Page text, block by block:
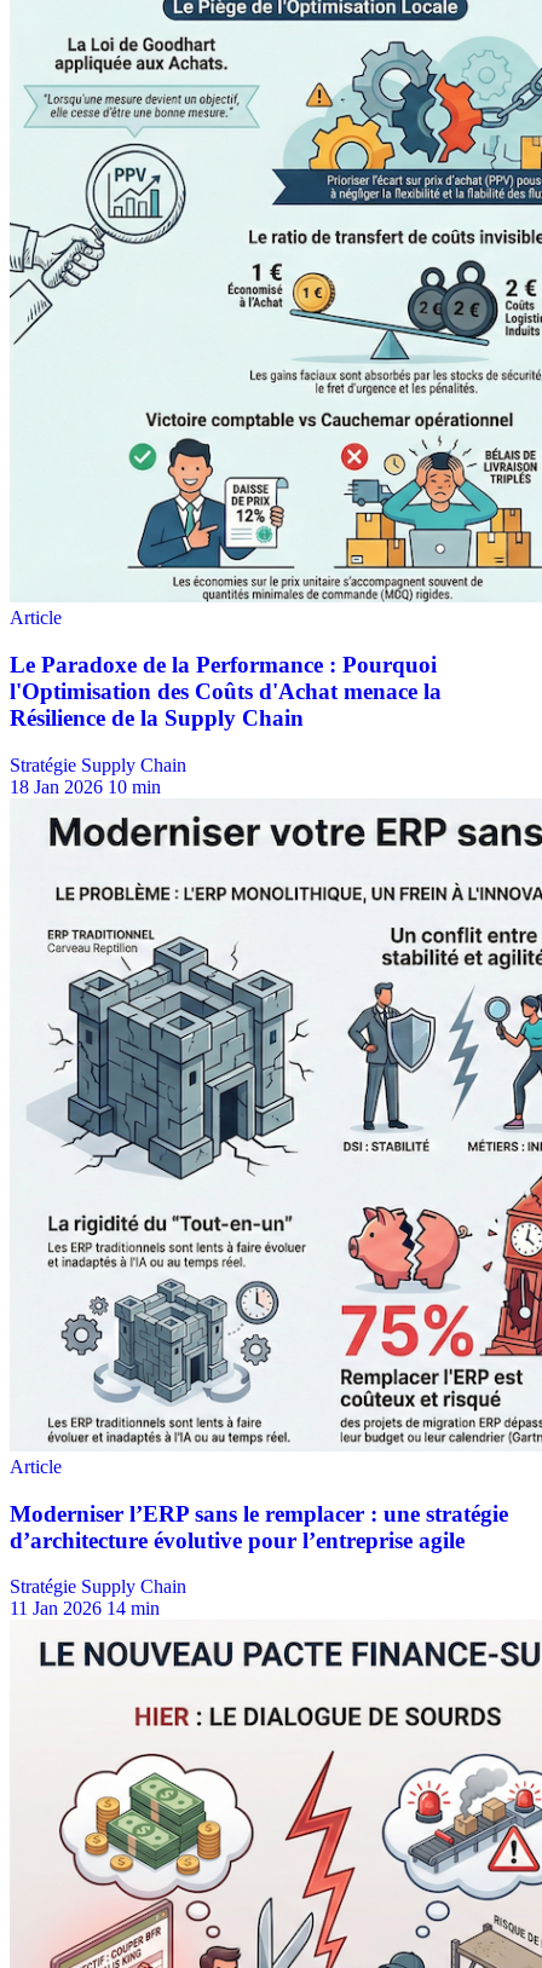
Stratégie Supply Chain
18 Jan 2026 10 min
Stratégie Supply Chain
11 Jan 2026 14 min